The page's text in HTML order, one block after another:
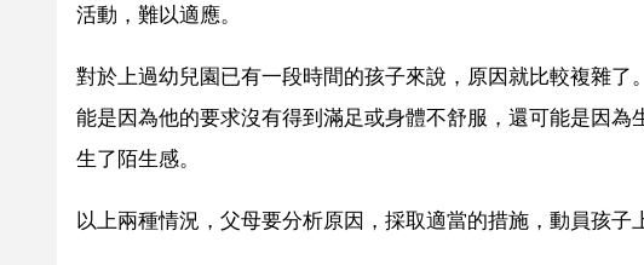
活動，難以適應。
對於上過幼兒園已有一段時間的孩子來說，原因就比較複雜
能是因為他的要求沒有得到滿足或身體不舒服，還可能是因
生了陌生感。
以上兩種情況，父母要分析原因，採取適當的措施，動員孩子